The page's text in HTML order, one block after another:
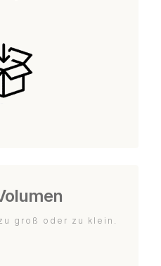
groß oder zu klein.